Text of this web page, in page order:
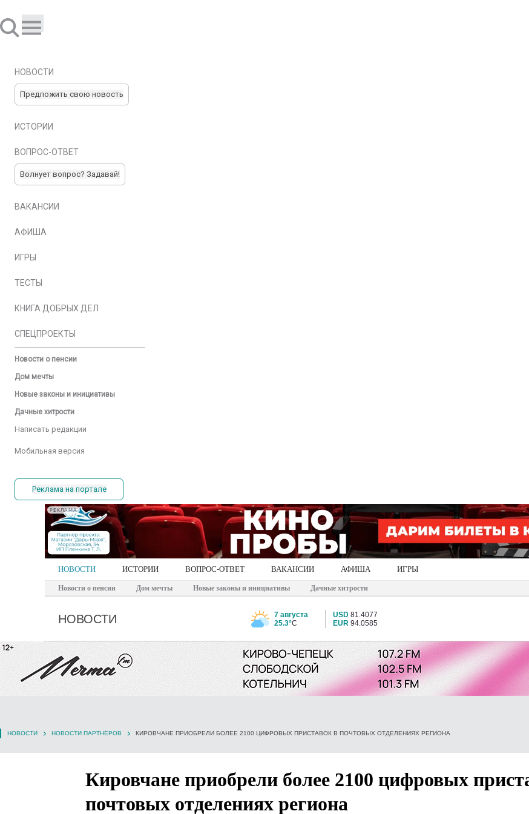
НОВОСТИ
Предложить свою новость
ИСТОРИИ
ВОПРОС-ОТВЕТ
Волнует вопрос? Задавай!
ВАКАНСИИ
АФИША
ИГРЫ
ТЕСТЫ
КНИГА ДОБРЫХ ДЕЛ
СПЕЦПРОЕКТЫ
Новости о пенсии
Дом мечты
Новые законы и инициативы
Дачные хитрости
Написать редакции
Мобильная версия
Реклама на портале
РЕКЛАМА
НОВОСТИ ИСТОРИИ ВОПРОС-ОТВЕТ ВАКАНСИИ АФИША ИГРЫ
Новости о пенсии Дом мечты Новые законы и инициативы Дачные хитрости
НОВОСТИ
7 августа
25.3°C
USD 81.4077
EUR 94.0585
НОВОСТИ НОВОСТИ ПАРТНЁРОВ КИРОВЧАНЕ ПРИОБРЕЛИ БОЛЕЕ 2100 ЦИФРОВЫХ ПРИСТАВОК В ПОЧТОВЫХ ОТДЕЛЕНИЯХ РЕГИОНА
Кировчане приобрели более 2100 цифровых
почтовых отделениях региона